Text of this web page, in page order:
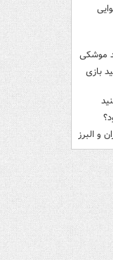
موشکی
بازی
و البرز